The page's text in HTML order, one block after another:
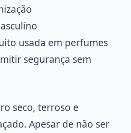
usada em perfumes
segurança sem
seco, terroso e
Apesar de não ser